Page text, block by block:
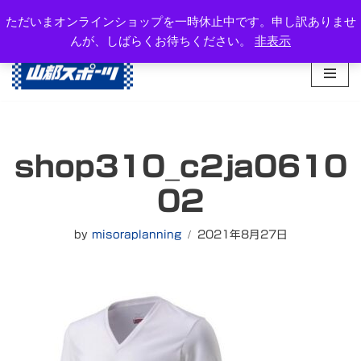
ただいまオンラインショップを一時休止中です。申し訳ありませ
んが、しばらくお待ちください。 非表示
ン
テ
ス
キ
岐阜県高山市西之一色町3-1081-2
TEL：0577-34-3434
shop310_c2ja0610
02
by misoraplanning 2021年8月27日